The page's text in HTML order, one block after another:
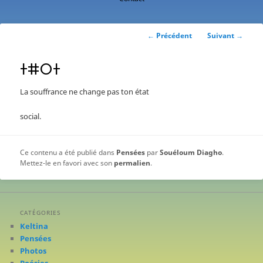
Navigation
← Précédent Suivant →
ⵜⵌⵔⵜ
La souffrance ne change pas ton état
social.
Ce contenu a été publié dans Pensées parSouéloum Diagho.
Mettez-le en favori avec son permalien.
CATÉGORIES
Keltina
Pensées
Photos